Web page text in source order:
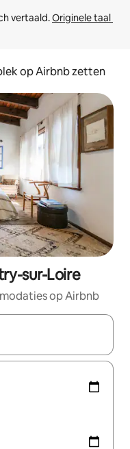
vertaald. Originele taal
op Airbnb zetten
sur-Loire
op Airbnb
zijn, maak je een keuze